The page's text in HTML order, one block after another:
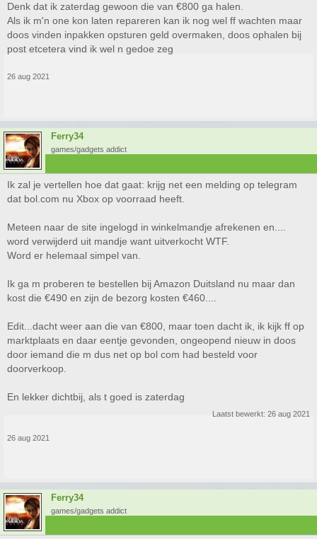
Denk dat ik zaterdag gewoon die van €800 ga halen.
Als ik m'n one kon laten repareren kan ik nog wel ff wachten maar
doos vinden inpakken opsturen geld overmaken, doos ophalen bij
post etcetera vind ik wel n gedoe zeg
26 aug 2021
Ferry34
games/gadgets addict
Ik zal je vertellen hoe dat gaat: krijg net een melding op telegram
dat bol.com nu Xbox op voorraad heeft.
Meteen naar de site ingelogd in winkelmandje afrekenen en....
word verwijderd uit mandje want uitverkocht WTF.
Word er helemaal simpel van.
Ik ga m proberen te bestellen bij Amazon Duitsland nu maar dan
kost die €490 en zijn de bezorg kosten €460....
Edit...dacht weer aan die van €800, maar toen dacht ik, ik kijk ff op
marktplaats en daar eentje gevonden, ongeopend nieuw in doos
door iemand die m dus net op bol com had besteld voor
doorverkoop.
En lekker dichtbij, als t goed is zaterdag
Laatst bewerkt: 26 aug 2021
26 aug 2021
Ferry34
games/gadgets addict